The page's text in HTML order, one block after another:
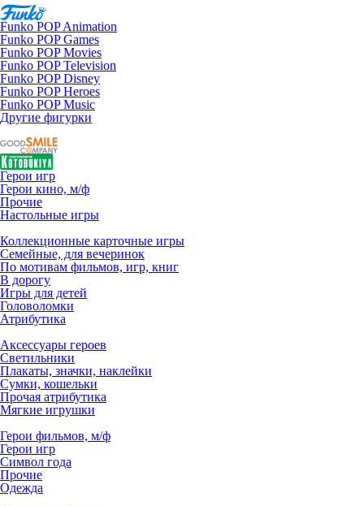
Funko POP Animation
Funko POP Games
Funko POP Movies
Funko POP Television
Funko POP Disney
Funko POP Heroes
Funko POP Music
Другие фигурки
Герои игр
Герои кино, м/ф
Прочие
Настольные игры
Коллекционные карточные игры
Семейные, для вечеринок
По мотивам фильмов, игр, книг
В дорогу
Игры для детей
Головоломки
Атрибутика
Аксессуары героев
Светильники
Плакаты, значки, наклейки
Сумки, кошельки
Прочая атрибутика
Мягкие игрушки
Герои фильмов, м/ф
Герои игр
Символ года
Прочие
Одежда